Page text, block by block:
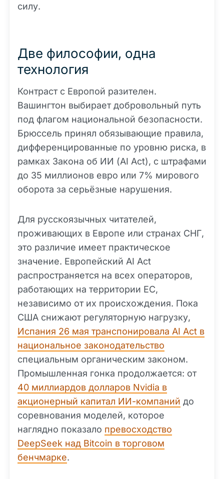
силу.
Две философии, одна
технология
Контраст с Европой разителен.
Вашингтон выбирает добровольный путь
под флагом национальной безопасности.
Брюссель принял обязывающие правила,
дифференцированные по уровню риска, в
рамках Закона об ИИ (AI Act), с штрафами
до 35 миллионов евро или 7% мирового
оборота за серьёзные нарушения.
Для русскоязычных читателей,
проживающих в Европе или странах СНГ,
это различие имеет практическое
значение. Европейский AI Act
распространяется на всех операторов,
работающих на территории ЕС,
независимо от их происхождения. Пока
США снижают регуляторную нагрузку,
Испания 26 мая транспонировала AI Act в
национальное законодательство
специальным органическим законом.
Промышленная гонка продолжается: от
40 миллиардов долларов Nvidia в
акционерный капитал ИИ-компаний до
соревнования моделей, которое
наглядно показало превосходство
DeepSeek над Bitcoin в торговом
бенчмарке.